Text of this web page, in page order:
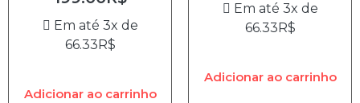
Em até 3x de
66.33R$
Adicionar ao carrinho
Em até 3x de
66.33R$
Adicionar ao carrinho